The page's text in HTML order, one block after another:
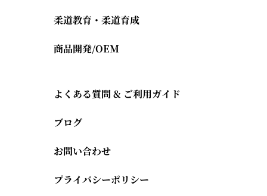
柔道教育・柔道育成
商品開発/OEM
よくある質問 & ご利用ガイド
ブログ
お問い合わせ
プライバシーポリシー